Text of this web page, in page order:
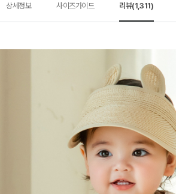
상세정보 사이즈가이드 리뷰(1,311)